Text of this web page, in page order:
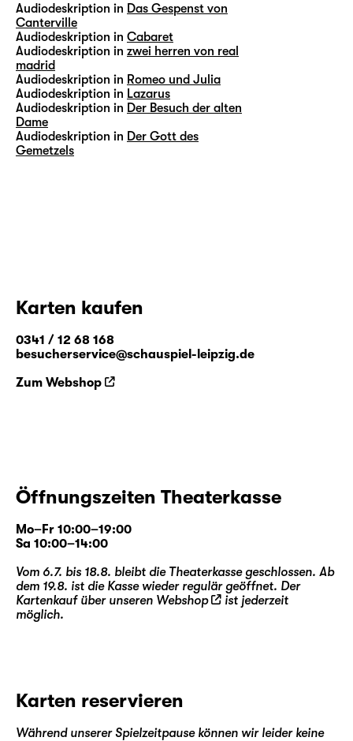
Audiodeskription in Das Gespenst von
Canterville
Audiodeskription in Cabaret
Audiodeskription in zwei herren von real
madrid
Audiodeskription in Romeo und Julia
Audiodeskription in Lazarus
Audiodeskription in Der Besuch der alten
Dame
Audiodeskription in Der Gott des
Gemetzels
Karten kaufen
0341 / 12 68 168
besucherservice@schauspiel-leipzig.de
Zum Webshop
Öffnungszeiten Theaterkasse
Mo–Fr 10:00–19:00
Sa 10:00–14:00
Vom 6.7. bis 18.8. bleibt die Theaterkasse geschlossen. Ab
dem 19.8. ist die Kasse wieder regulär geöffnet. Der
Kartenkauf über unseren Webshop
ist jederzeit
möglich.
Karten reservieren
Während unserer Spielzeitpause können wir leider keine